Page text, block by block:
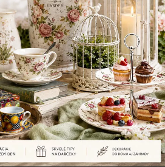
Dekoračná klietka, kovová s
vtáčikom, biela, 33 cm
9,60 €